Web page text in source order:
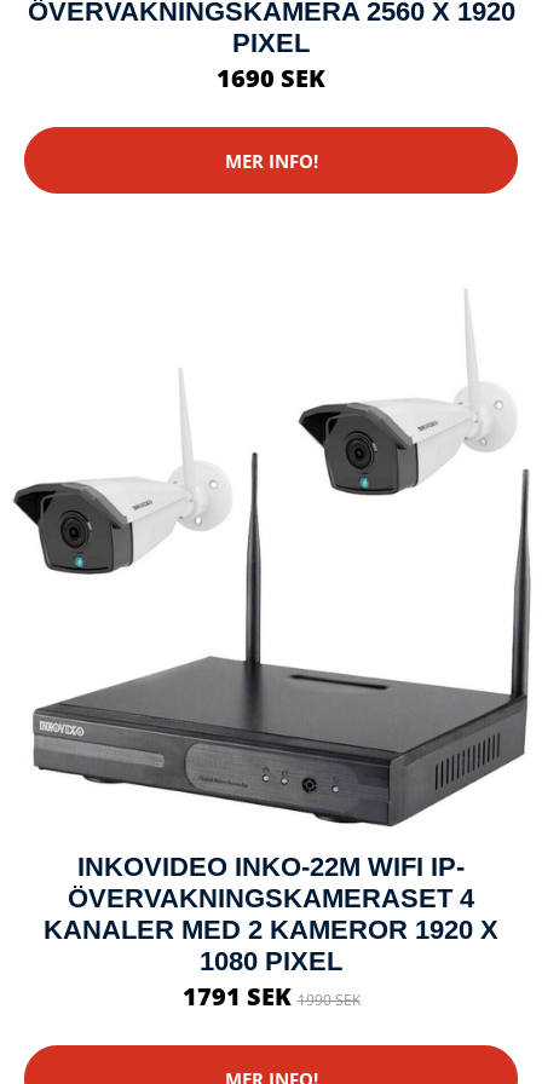
ÖVERVAKNINGSKAMERA 2560 X 1920
PIXEL
1690 SEK
MER INFO!
INKOVIDEO INKO-22M WIFI IP-
ÖVERVAKNINGSKAMERASET 4
KANALER MED 2 KAMEROR 1920 X
1080 PIXEL
1791 SEK1990 SEK
MER INFO!